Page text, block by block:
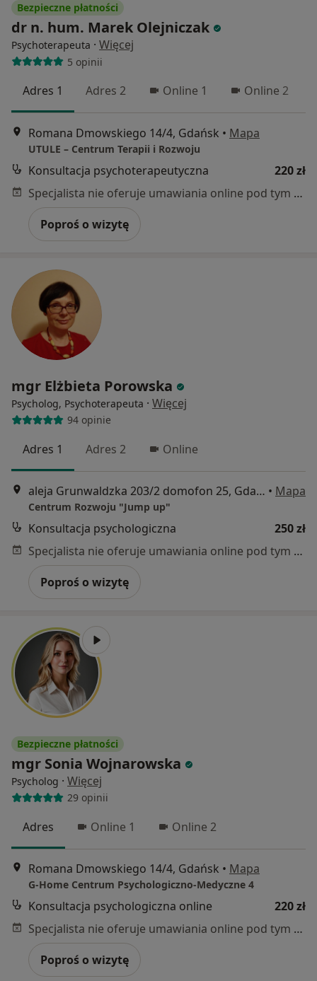
Bezpieczne płatności
dr n. hum. Marek Olejniczak
Psychoterapeuta · Więcej
5 opinii
Adres 1 Adres 2 Online 1 Online 2
Romana Dmowskiego 14/4, Gdańsk • Mapa
UTULE – Centrum Terapii i Rozwoju
Konsultacja psychoterapeutyczna
220 zł
Specjalista nie oferuje umawiania online pod tym adresem.
Poproś o wizytę
mgr Elżbieta Porowska
Psycholog, Psychoterapeuta · Więcej
94 opinie
Adres 1 Adres 2 Online
aleja Grunwaldzka 203/2 domofon 25, Gdańsk • Mapa
Centrum Rozwoju "Jump up"
Konsultacja psychologiczna
250 zł
Specjalista nie oferuje umawiania online pod tym adresem.
Poproś o wizytę
Bezpieczne płatności
mgr Sonia Wojnarowska
Psycholog · Więcej
29 opinii
Adres Online 1 Online 2
Romana Dmowskiego 14/4, Gdańsk • Mapa
G-Home Centrum Psychologiczno-Medyczne 4
Konsultacja psychologiczna online
220 zł
Specjalista nie oferuje umawiania online pod tym adresem.
Poproś o wizytę